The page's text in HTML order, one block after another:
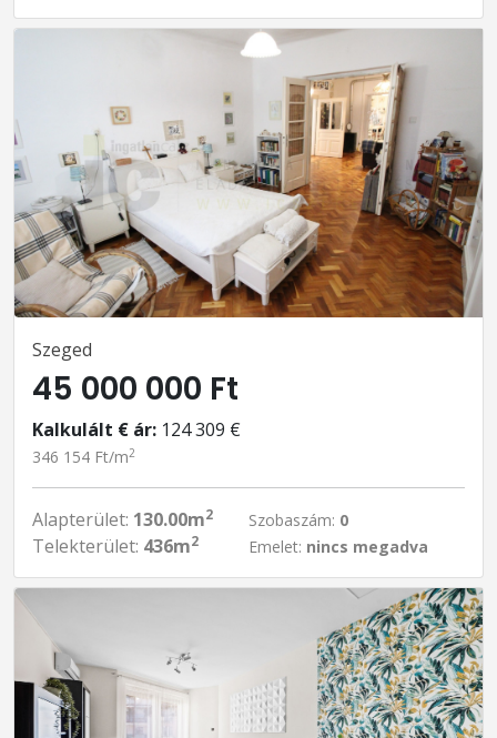
Szeged
45 000 000 Ft
Kalkulált € ár: 124 309 €
346 154 Ft/m2
Alapterület: 130.00m2
Telekterület: 436m2
Szobaszám: 0
Emelet: nincs megadva